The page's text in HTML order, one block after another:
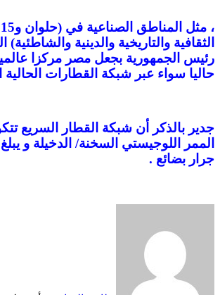
الثقافية والتاريخية والدينية
رئيس الجمهورية بجعل مصر مركزا
حاليا سواء عبر شبكة القطارات
جرار بضائع .